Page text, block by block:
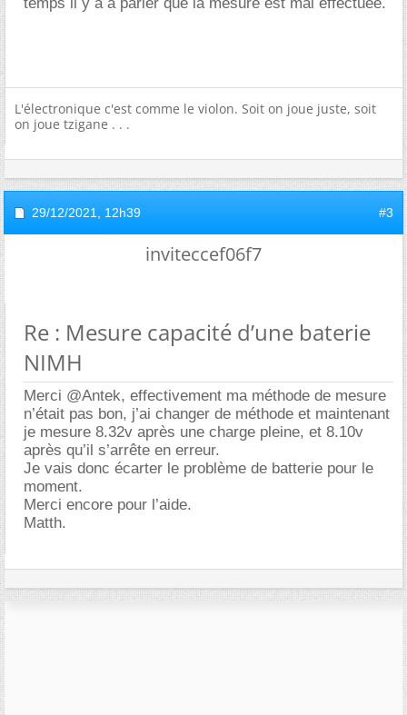
L'électronique c'est comme le violon. Soit on joue juste, soit
on joue tzigane . . .
29/12/2021, 12h39 #3
inviteccef06f7
Re : Mesure capacité d’une baterie
NIMH
Merci @Antek, effectivement ma méthode de mesure
n’était pas bon, j’ai changer de méthode et maintenant
je mesure 8.32v après une charge pleine, et 8.10v
après qu’il s’arrête en erreur.
Je vais donc écarter le problème de batterie pour le
moment.
Merci encore pour l’aide.
Matth.